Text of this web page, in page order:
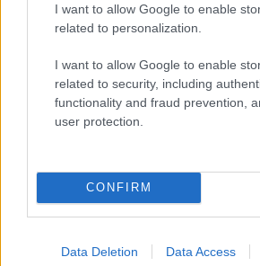
I want to allow Google to enable
related to personalization.
I want to allow Google to enable
related to security, including
functionality and fraud prevention,
user protection.
CONFIRM
Data Deletion Data Access
ΕΝΑΣ
ΤηςKatie
Εκδόσεις